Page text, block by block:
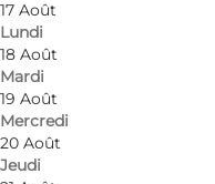
17 Août
Lundi
18 Août
Mardi
19 Août
Mercredi
20 Août
JeudiPhoto